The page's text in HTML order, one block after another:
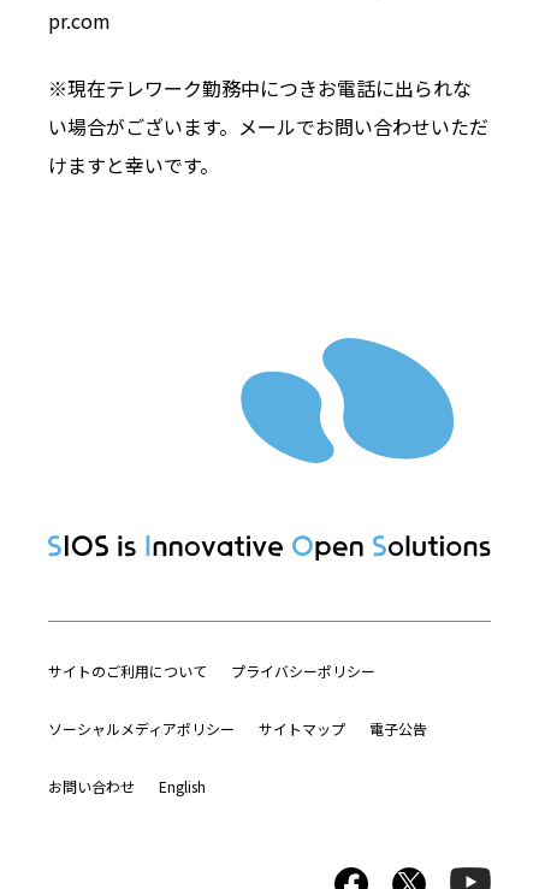
pr.com
※現在テレワーク勤務中につきお電話に出られな
い場合がございます。メールでお問い合わせいただ
けますと幸いです。
サイトのご利用について プライバシーポリシー
ソーシャルメディアポリシー サイトマップ 電子公告
お問い合わせ English